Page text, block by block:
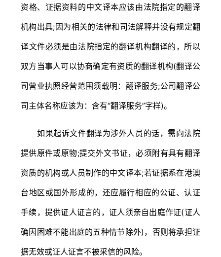
资格、证据资料的中文译本应该由法院指定的翻译
机构出具;因为相关的法律和司法解释并没有规定翻
译文件必须是由法院指定的翻译机构翻译的，所以
双方当事人可以协商确定有资质的翻译机构(翻译公
司营业执照经营范围须载明：翻译服务;公司翻译公
司主体名称应该为：含有“翻译服务”字样)。
如果起诉文件翻译为涉外人员的话，需向法院
提供原件或原物;提交外文书证，必须附有具有翻译
资质的机构或人员制作的中文译本;若证据系在港澳
台地区或国外形成的，还应履行相应的公证、认证
手续，提供证人证言的，证人须亲自出庭作证(证人
确因困难不能出庭的五种情节除外)，否则将承担证
据无效或证人证言不被采信的风险。